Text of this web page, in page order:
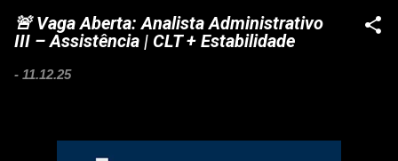
🚨 Vaga Aberta: Analista Administrativo
III – Assistência | CLT + Estabilidade
- 11.12.25